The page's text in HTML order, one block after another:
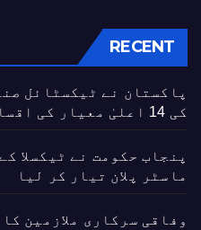
RECENT
پاکستان نے ٹیکسٹائل
کی 14 اعلیٰ معیار کی اقسام تیار کر لیں
پنجاب حکومت نے ٹیکسلا
ماسٹر پلان تیار کر لیا